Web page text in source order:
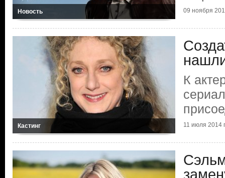
Новость 09 ноября
Кастинг
К
11 июля 2014